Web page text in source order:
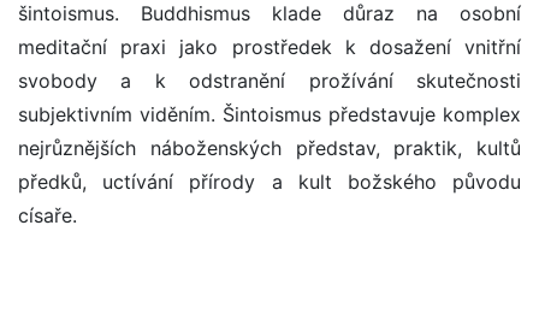
šintoismus. Buddhismus klade důraz na osobní
meditační praxi jako prostředek k dosažení vnitřní
svobody a k odstranění prožívání skutečnosti
subjektivním viděním. Šintoismus představuje komplex
nejrůznějších náboženských představ, praktik, kultů
předků, uctívání přírody a kult božského původu
císaře.